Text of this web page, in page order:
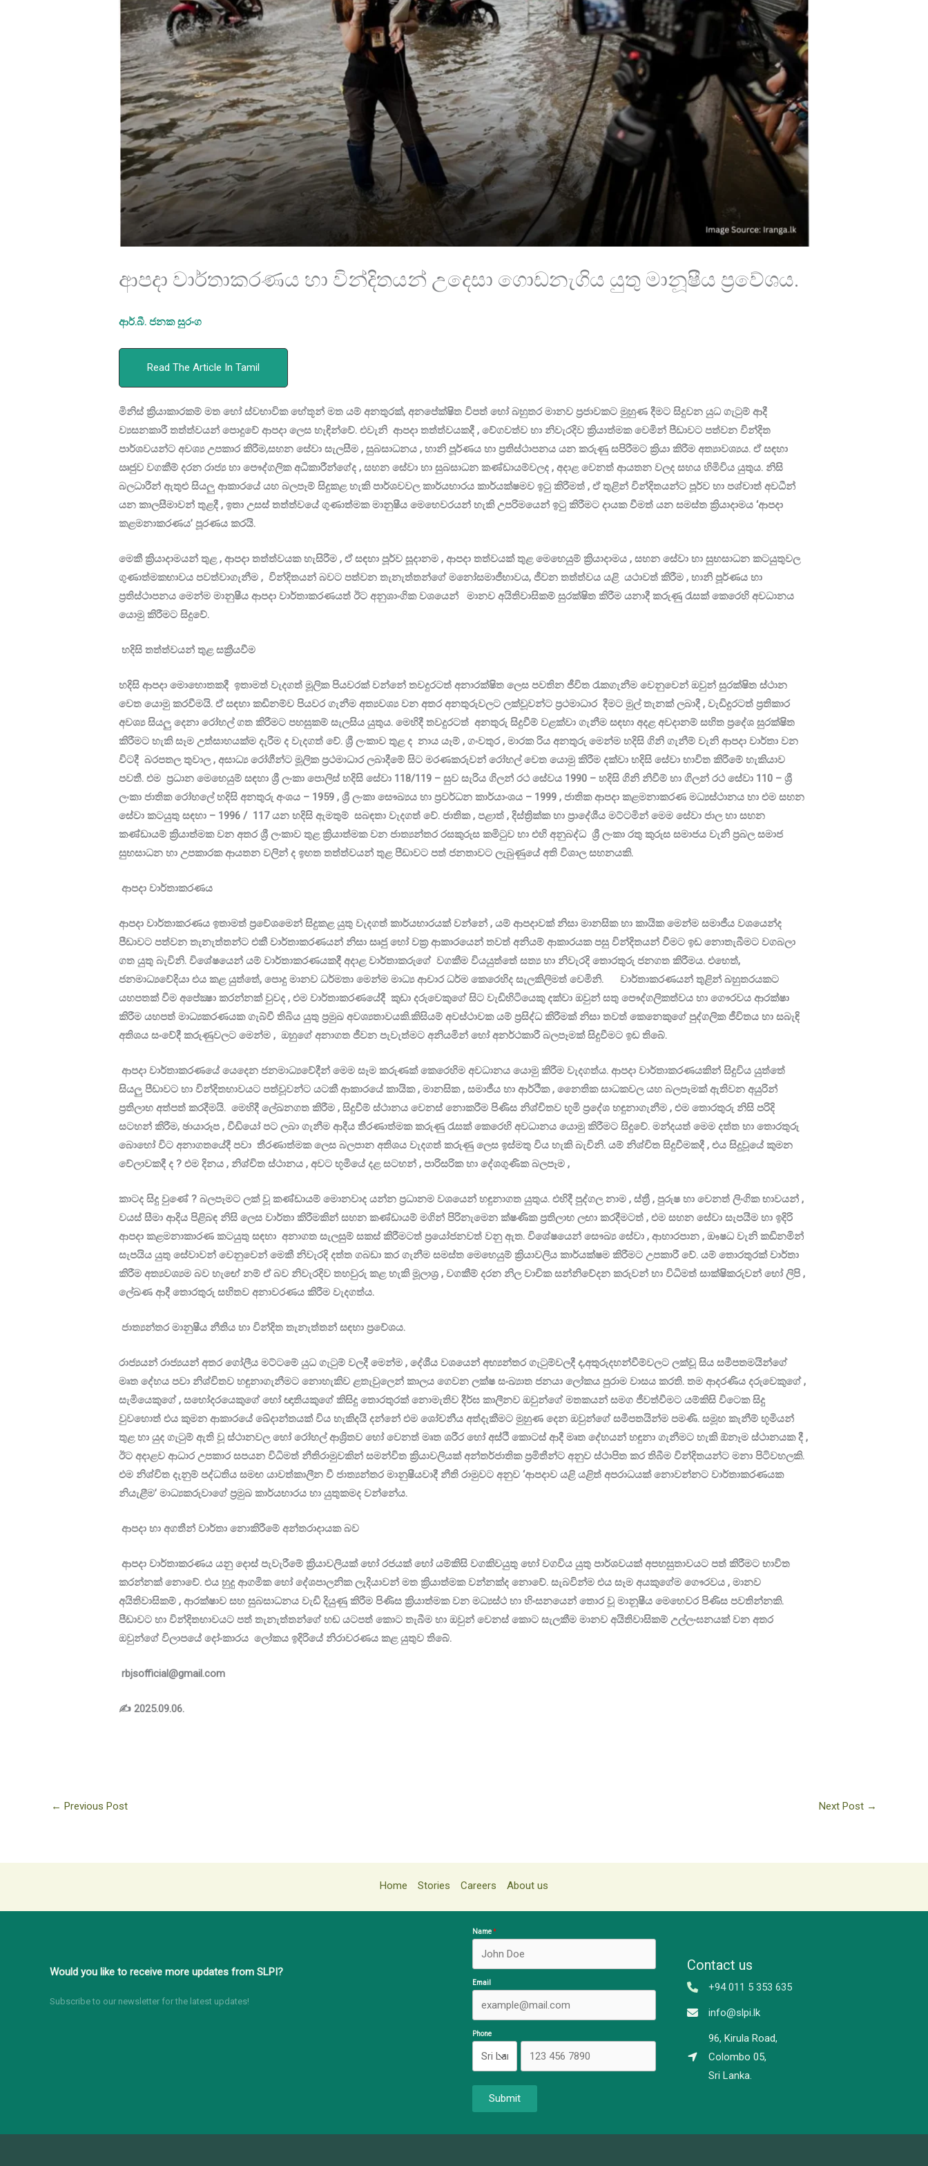
ආපදා වාර්තාකරණය හා වින්දිතයන් උදෙසා ගොඩනැගිය යුතු මානූෂීය ප්‍රවේශය.
ආර්.බී. ජනක සුරංග
Read The Article In Tamil
මිනිස් ක්‍රියාකාරකම් මත හෝ ස්වභාවික හේතූන් මත යම් අනතුරක්, අනපේක්ෂිත විපත් හෝ බහුතර මානව ප්‍රජාවකට මුහුණ දීමට සිදුවන යුධ ගැටුම් ආදී
ව්‍යසනකාරී තත්ත්වයන් පොදුවේ ආපදා ලෙස හැඳින්වේ. එවැනි ආපදා තත්ත්වයකදී , වේගවත්ව හා නිවැරදිව ක්‍රියාත්මක වෙමින් පීඩාවට පත්වන වින්දිත
පාර්ශවයන්ට අවශ්‍ය උපකාර කිරීම,සහන සේවා සැලසීම , සුබසාධනය , හානි පූර්ණය හා ප්‍රතිස්ථාපනය යන කරුණු සපිරීමට ක්‍රියා කිරීම අත්‍යාවශ්‍යය. ඒ සඳහා
ඍජුව වගකීම් දරන රාජ්‍ය හා පෞද්ගලික අධිකාරීන්ගේද , සහන සේවා හා සුබසාධන කණ්ඩායම්වලද , අදාළ වෙනත් ආයතන වලද සහය හිමිවිය යුතුය. නිසි
බලධාරීන් ඇතුළු සියලු ආකාරයේ යහ බලපෑම් සිදුකළ හැකි පාර්ශවවල කාර්යභාරය කාර්යක්ෂමව ඉටු කිරීමත් , ඒ තුළින් වින්දිතයන්ට පූර්ව හා පශ්චාත් අවධීන්
යන කාලසීමාවන් තුළදී , ඉතා උසස් තත්ත්වයේ ගුණාත්මක මානුෂීය මෙහෙවරයන් හැකි උපරිමයෙන් ඉටු කිරීමට දායක වීමත් යන සමස්ත ක්‍රියාදාමය ‘ආපදා
කළමනාකරණය’ පූරණය කරයි.
මෙකී ක්‍රියාදාමයන් තුළ , ආපදා තත්ත්වයක හැසිරීම , ඒ සඳහා පූර්ව සූදානම , ආපදා තත්වයක් තුළ මෙහෙයුම් ක්‍රියාදාමය , සහන සේවා හා සුභසාධන කටයුතුවල
ගුණාත්මකභාවය පවත්වාගැනීම , වින්දිතයන් බවට පත්වන තැනැත්තන්ගේ මනෝසමාජීභාවය, ජීවන තත්ත්වය යළි යථාවත් කිරීම , හානි පූර්ණය හා
ප්‍රතිස්ථාපනය මෙන්ම මානුෂීය ආපදා වාර්තාකරණයත් ඊට අනුශාංගික වශයෙන් මානව අයිතිවාසිකම් සුරක්ෂිත කිරීම යනාදී කරුණු රැසක් කෙරෙහි අවධානය
යොමු කිරීමට සිදුවේ.
හදිසි තත්ත්වයන් තුළ සක්‍රීයවීම
හදිසි ආපදා මොහොතකදී ඉතාමත් වැදගත් මූලික පියවරක් වන්නේ තවදුරටත් අනාරක්ෂිත ලෙස පවතින ජීවිත රැකගැනීම වෙනුවෙන් ඔවුන් සුරක්ෂිත ස්ථාන
වෙත යොමු කරවීමයි. ඒ සඳහා කඩිනම්ව පියවර ගැනීම අත්‍යවශ්‍ය වන අතර අනතුරුවලට ලක්වූවන්ට ප්‍රථමාධාර දීමට මුල් තැනක් ලබාදී , වැඩිදුරටත් ප්‍රතිකාර
අවශ්‍ය සියලු දෙනා රෝහල් ගත කිරීමට පහසුකම් සැලසිය යුතුය. මෙහිදී තවදුරටත් අනතුරු සිදුවීම් වළක්වා ගැනීම සඳහා අදළ අවදානම් සහිත ප්‍රදේශ සුරක්ෂිත
කිරීමට හැකි සෑම උත්සාහයක්ම දැරීම ද වැදගත් වේ. ශ්‍රී ලංකාව තුළ ද නාය යෑම් , ගංවතුර , මාරක රිය අනතුරු මෙන්ම හදිසි ගිනි ගැනීම් වැනි ආපදා වාර්තා වන
විටදී බරපතල තුවාල , අසාධ්‍ය රෝගීන්ට මූලික ප්‍රථමාධාර ලබාදීමේ සිට මරණකරුවන් රෝහල් වෙත යොමු කිරීම දක්වා හදිසි සේවා භාවිත කිරීමේ හැකියාව
පවතී. එම ප්‍රධාන මෙහෙයුම් සඳහා ශ්‍රී ලංකා පොලිස් හදිසි සේවා 118/119 – සුව සැරිය ගිලන් රථ සේවය 1990 – හදිසි ගිනි නිවීම් හා ගිලන් රථ සේවා 110 – ශ්‍රී
ලංකා ජාතික රෝහලේ හදිසි අනතුරු අංශය – 1959 , ශ්‍රී ලංකා සෞඛ්‍යය හා ප්‍රවර්ධන කාර්යාංශය – 1999 , ජාතික ආපදා කළමනාකරණ මධ්‍යස්ථානය හා එම සහන
සේවා කටයුතු සඳහා – 1996 / 117 යන හදිසි ඇමතුම් සබඳතා වැදගත් වේ. ජාතික , පළාත් , දිස්ත්‍රික්ක හා ප්‍රාදේශීය මට්ටමින් මෙම සේවා ජාල හා සහන
කණ්ඩායම් ක්‍රියාත්මක වන අතර ශ්‍රී ලංකාව තුළ ක්‍රියාත්මක වන ජාත්‍යන්තර රසකුරුස කමිටුව හා එහි අනුබද්ධ ශ්‍රී ලංකා රතු කුරුස සමාජය වැනි ප්‍රබල සමාජ
සුභසාධන හා උපකාරක ආයතන වලින් ද ඉහත තත්ත්වයන් තුළ පීඩාවට පත් ජනතාවට ලැබුණුයේ අති විශාල සහනයකි.
ආපදා වාර්තාකරණය
ආපදා වාර්තාකරණය ඉතාමත් ප්‍රවේශමෙන් සිදුකළ යුතු වැදගත් කාර්යභාරයක් වන්නේ , යම් ආපදාවක් නිසා මානසික හා කායික මෙන්ම සමාජීය වශයෙන්ද
පීඩාවට පත්වන තැනැත්තන්ට එකී වාර්තාකරණයන් නිසා සෘජු හෝ වක්‍ර ආකාරයෙන් තවත් අනියම් ආකාරයක පසු වින්දිතයන් වීමට ඉඩ නොතැබීමට වගබලා
ගත යුතු බැවිනි. විශේෂයෙන් යම් වාර්තාකරණයකදී අදාළ වාර්තාකරුගේ වගකීම වියයුත්තේ සත්‍ය හා නිවැරදි තොරතුරු ජනගත කිරීමය. එහෙත්,
ජනමාධ්‍යවේදියා එය කළ යුත්තේ, පොදු මානව ධර්මතා මෙන්ම මාධ්‍ය ආචාර ධර්ම කෙරෙහිද සැලකිලිමත් වෙමිනි.
වාර්තාකරණයන් තුළින් බහුතරයකට
යහපතක් වීම අපේක්‍ෂා කරන්නක් වුවද , එම වාර්තාකරණයේදී කුඩා දරුවෙකුගේ සිට වැඩිහිටියෙකු දක්වා ඔවුන් සතු පෞද්ගලිකත්වය හා ගෞරවය ආරක්ෂා
කිරීම යහපත් මාධ්‍යකරණයක ගැබ්වී තිබිය යුතු ප්‍රමුඛ අවශ්‍යතාවයකි.කිසියම් අවස්ථාවක යම් ප්‍රසිද්ධ කිරීමක් නිසා තවත් කෙනෙකුගේ පුද්ගලික ජීවිතය හා සබැඳි
අතිශය සංවේදී කරුණුවලට මෙන්ම , ඔහුගේ අනාගත ජීවන පැවැත්මට අනියමින් හෝ අනර්ථකාරී බලපෑමක් සිදුවීමට ඉඩ තිබේ.
ආපදා වාර්තාකරණයේ යෙදෙන ජනමාධ්‍යවේදීන් මෙම සෑම කරුණක් කෙරෙහිම අවධානය යොමු කිරීම වැදගත්ය. ආපදා වාර්තාකරණයකින් සිදුවිය යුත්තේ
සියලු පීඩාවට හා වින්දිතභාවයට පත්වූවන්ට යටකී ආකාරයේ කායික , මානසික , සමාජීය හා ආර්ථික , නෛතික සාධකවල යහ බලපෑමක් ඇතිවන අයුරින්
ප්‍රතිලාභ අත්පත් කරදීමයි. මෙහිදී ලේඛනගත කිරීම , සිදුවීම් ස්ථානය වෙනස් නොකරීම පිණිස නිශ්චිතව භූමි ප්‍රදේශ හඳුනාගැනීම , එම තොරතුරු නිසි පරිදි
සටහන් කිරීම, ඡායාරූප , වීඩියෝ පට ලබා ගැනීම ආදීය තීරණාත්මක කරුණු රැසක් කෙරෙහි අවධානය යොමු කිරීමට සිදුවේ. මන්දයත් මෙම දත්ත හා තොරතුරු
බොහෝ විට අනාගතයේදී පවා තීරණාත්මක ලෙස බලපාන අතිශය වැදගත් කරුණු ලෙස ඉස්මතු විය හැකි බැවිනි. යම් නිශ්චිත සිදුවීමකදී , එය සිදුවූයේ කුමන
වේලාවකදී ද ? එම දිනය , නිශ්චිත ස්ථානය , අවට භූමියේ දළ සටහන් , පාරිසරික හා දේශගුණික බලපෑම ,
කාටද සිදු වුණේ ? බලපෑමට ලක් වූ කණ්ඩායම් මොනවාද යන්න ප්‍රධානම වශයෙන් හඳුනාගත යුතුය. එහිදී පුද්ගල නාම , ස්ත්‍රී , පුරුෂ හා වෙනත් ලිංගික භාවයන් ,
වයස් සීමා ආදිය පිළිබඳ නිසි ලෙස වාර්තා කිරීමකින් සහන කණ්ඩායම් මගින් පිරිනැමෙන ක්ෂණික ප්‍රතිලාභ ලඟා කරදීමටත් , එම සහන සේවා සැපයීම හා ඉදිරි
ආපදා කළමනාකාරණ කටයුතු සඳහා අනාගත සැලසුම් සකස් කිරීමටත් ප්‍රයෝජනවත් වනු ඇත. විශේෂයෙන් සෞඛ්‍ය සේවා , ආහාරපාන , ඖෂධ වැනි කඩිනමින්
සැපයිය යුතු සේවාවන් වෙනුවෙන් මෙකී නිවැරදි දත්ත ගබඩා කර ගැනීම සමස්ත මෙහෙයුම් ක්‍රියාවලිය කාර්යක්ෂම කිරීමට උපකාරී වේ. යම් තොරතුරක් වාර්තා
කිරීම අත්‍යවශ්‍යම බව හැඟේ නම් ඒ බව නිවැරදිව තහවුරු කළ හැකි මූලාශ්‍ර , වගකීම් දරන නිල වාචික සන්නිවේදන කරුවන් හා විධිමත් සාක්ෂිකරුවන් හෝ ලිපි ,
ලේඛණ ආදී තොරතුරු සහිතව අනාවරණය කිරීම වැදගත්ය.
ජාත්‍යන්තර මානුෂීය නීතිය හා වින්දිත තැනැත්තන් සඳහා ප්‍රවේශය.
රාජ්‍යයන් රාජ්‍යයන් අතර ගෝලීය මට්ටමේ යුධ ගැටුම් වලදී මෙන්ම , දේශීය වශයෙන් අභ්‍යන්තර ගැටුම්වලදී ද,අතුරුදහන්වීම්වලට ලක්වූ සිය සමීපතමයින්ගේ
මෘත දේහය පවා නිශ්චිතව හඳුනාගැනීමට නොහැකිව ළතැවුලෙන් කාලය ගෙවන ලක්ෂ සංඛ්‍යාත ජනයා ලෝකය පුරාම වාසය කරති. තම ආදරණිය දරුවෙකුගේ ,
සැමියෙකුගේ , සහෝදරයෙකුගේ හෝ ඥාතියකුගේ කිසිදු තොරතුරක් නොමැතිව දීර්ඝ කාලීනව ඔවුන්ගේ මතකයන් සමග ජීවත්වීමට යම්කිසි විටෙක සිදු
වුවහොත් එය කුමන ආකාරයේ ඛේදාන්තයක් විය හැකිදයි දන්නේ එම ශෝචනීය අත්දැකීමට මුහුණ දෙන ඔවුන්ගේ සමීපතයින්ම පමණි. සමූහ කැනීම් භූමියන්
තුළ හා යුද ගැටුම් ඇති වූ ස්ථානවල හෝ රෝහල් ආශ්‍රිතව හෝ වෙනත් මෘත ශරීර හෝ අස්ථි කොටස් ආදී මෘත දේහයන් හඳුනා ගැනීමට හැකි ඕනෑම ස්ථානයක දී ,
ඊට අදාළව ආධාර උපකාර සපයන විධිමත් නීතිරාමුවකින් සමන්විත ක්‍රියාවලියක් අන්තර්ජාතික ප්‍රමිතීන්ට අනුව ස්ථාපිත කර තිබීම වින්දිතයන්ට මනා පිටිවහලකි.
එම නිශ්චිත දැනුම් පද්ධතිය සමඟ යාවත්කාලීන වී ජාත්‍යන්තර මානුෂීයවාදී නීති රාමුවට අනුව ‘ආපදාව යළි යළිත් අපරාධයක් නොවන්නට වාර්තාකරණයක
නියැළීම’ මාධ්‍යකරුවාගේ ප්‍රමුඛ කාර්යභාරය හා යුතුකමද වන්නේය.
ආපදා හා අගතීන් වාර්තා නොකිරීමේ අන්තරාදායක බව
ආපදා වාර්තාකරණය යනු දොස් පැවැරීමේ ක්‍රියාවලියක් හෝ රජයක් හෝ යම්කිසි වගකිවයුතු හෝ වගවිය යුතු පාර්ශවයක් අපහසුතාවයට පත් කිරීමට භාවිත
කරන්නක් නොවේ. එය හුදු ආගමික හෝ දේශපාලනික ලැදියාවන් මත ක්‍රියාත්මක වන්නක්ද නොවේ. සැබවින්ම එය සෑම අයකුගේම ගෞරවය , මානව
අයිතිවාසිකම් , ආරක්ෂාව සහ සුබසාධනය වැඩි දියුණු කිරීම පිණිස ක්‍රියාත්මක වන මධ්‍යස්ථ හා හිංසනයෙන් තොර වූ මානූෂීය මෙහෙවර පිණිස පවතින්නකි.
පීඩාවට හා වින්දිතභාවයට පත් තැනැත්තන්ගේ හඬ යටපත් කොට තැබීම හා ඔවුන් වෙනස් කොට සැලකීම මානව අයිතිවාසිකම් උල්ලංඝනයක් වන අතර
ඔවුන්ගේ විලාපයේ දෝංකාරය ලෝකය ඉදිරියේ නිරාවරණය කළ යුතුව තිබේ.
rbjsofficial@gmail.com
✍ ️ 2025.09.06.
← Previous Post Next Post →
Home Stories Careers About us
Would you like to receive more updates from SLPI?
Subscribe to our newsletter for the latest updates!
Name
Email
Phone
Submit
Contact us
+94 011 5 353 635
info@slpi.lk
96, Kirula Road,
Colombo 05,
Sri Lanka.